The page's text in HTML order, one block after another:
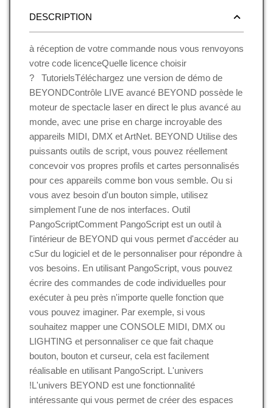
DESCRIPTION
à réception de votre commande nous vous renvoyons
votre code licenceQuelle licence choisir
? TutorielsTéléchargez une version de démo de
BEYONDContrôle LIVE avancé BEYOND possède le
moteur de spectacle laser en direct le plus avancé au
monde, avec une prise en charge incroyable des
appareils MIDI, DMX et ArtNet. BEYOND Utilise des
puissants outils de script, vous pouvez réellement
concevoir vos propres profils et cartes personnalisés
pour ces appareils comme bon vous semble. Ou si
vous avez besoin d'un bouton simple, utilisez
simplement l'une de nos interfaces. Outil
PangoScriptComment PangoScript est un outil à
l'intérieur de BEYOND qui vous permet d'accéder au
cSur du logiciel et de le personnaliser pour répondre à
vos besoins. En utilisant PangoScript, vous pouvez
écrire des commandes de code individuelles pour
exécuter à peu près n'importe quelle fonction que
vous pouvez imaginer. Par exemple, si vous
souhaitez mapper une CONSOLE MIDI, DMX ou
LIGHTING et personnaliser ce que fait chaque
bouton, bouton et curseur, cela est facilement
réalisable en utilisant PangoScript. L'univers
!L'univers BEYOND est une fonctionnalité
intéressante qui vous permet de créer des espaces